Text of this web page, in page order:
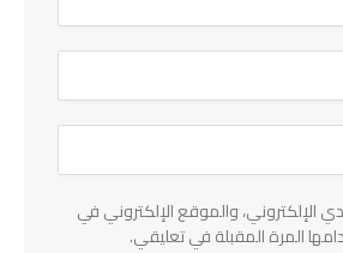
الإلكتروني، والموقع الإلكتروني في
المرة المقبلة في تعليقي.